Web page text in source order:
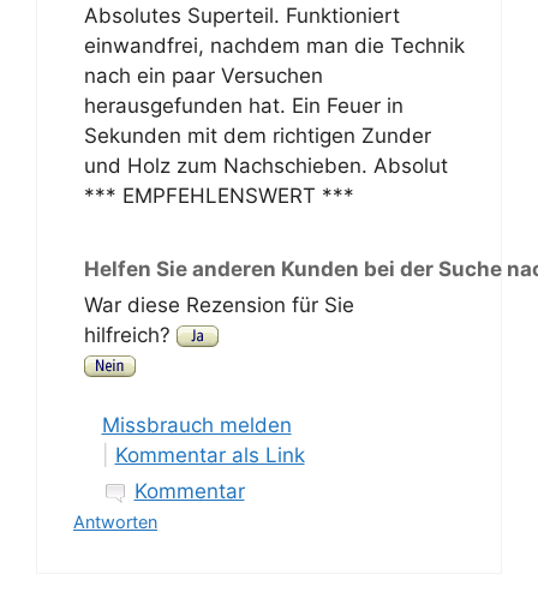
Absolutes Superteil. Funktioniert
einwandfrei, nachdem man die Technik
nach ein paar Versuchen
herausgefunden hat. Ein Feuer in
Sekunden mit dem richtigen Zunder
und Holz zum Nachschieben. Absolut
*** EMPFEHLENSWERT ***
Helfen Sie anderen Kunden bei der Suche
War diese Rezension für Sie
hilfreich?
Missbrauch melden
Kommentar als Link
Kommentar
Antworten